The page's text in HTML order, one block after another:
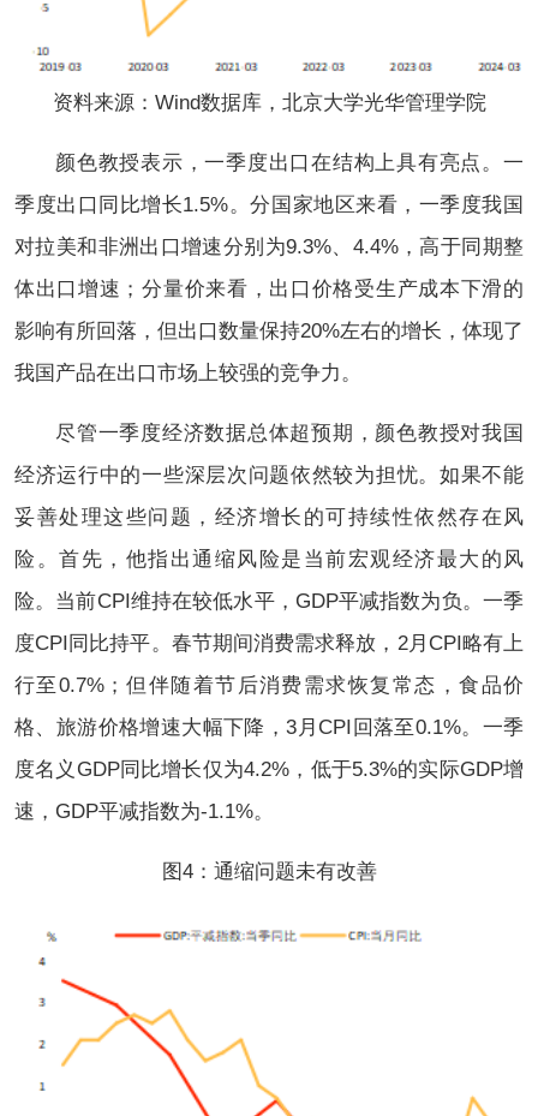
资料来源：Wind数据库，北京大学光华管理学院
颜色教授表示，一季度出口在结构上具有亮点。一
季度出口同比增长1.5%。分国家地区来看，一季度我国
对拉美和非洲出口增速分别为9.3%、4.4%，高于同期整
体出口增速；分量价来看，出口价格受生产成本下滑的
影响有所回落，但出口数量保持20%左右的增长，体现了
我国产品在出口市场上较强的竞争力。
尽管一季度经济数据总体超预期，颜色教授对我国
经济运行中的一些深层次问题依然较为担忧。如果不能
妥善处理这些问题，经济增长的可持续性依然存在风
险。首先，他指出通缩风险是当前宏观经济最大的风
险。当前CPI维持在较低水平，GDP平减指数为负。一季
度CPI同比持平。春节期间消费需求释放，2月CPI略有上
行至0.7%；但伴随着节后消费需求恢复常态，食品价
格、旅游价格增速大幅下降，3月CPI回落至0.1%。一季
度名义GDP同比增长仅为4.2%，低于5.3%的实际GDP增
速，GDP平减指数为-1.1%。
图4：通缩问题未有改善